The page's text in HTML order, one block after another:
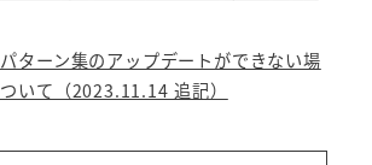
ターン集のアップデートができない場
いて（2023.11.14 追記）